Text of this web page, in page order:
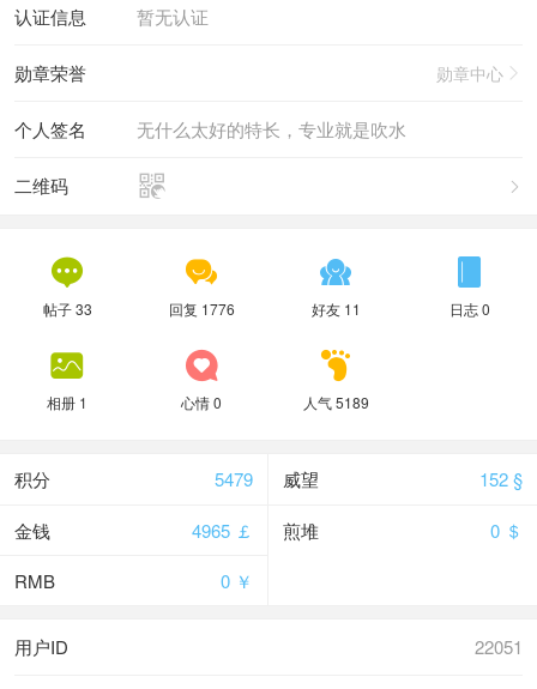
暂无认证
认证信息

勋章中心
勋章荣誉
无什么太好的特长，专业就是吹水
个人签名


二维码

帖子 33

回复 1776

好友 11

日志 0

相册 1

心情 0

人气 5189
5479
积分 152 §
威望
4965 ￡
金钱 0 ＄
煎堆
0 ￥
RMB
22051
用户ID